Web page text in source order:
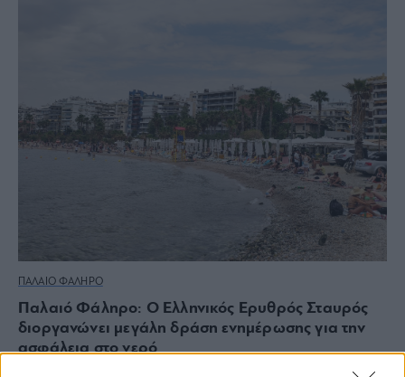
ΠΑΛΑΙΟ ΦΑΛΗΡΟ
Παλαιό Φάληρο: Ο Ελληνικός Ερυθρός Σταυρός
διοργανώνει μεγάλη δράση ενημέρωσης για την
ασφάλεια στο νερό